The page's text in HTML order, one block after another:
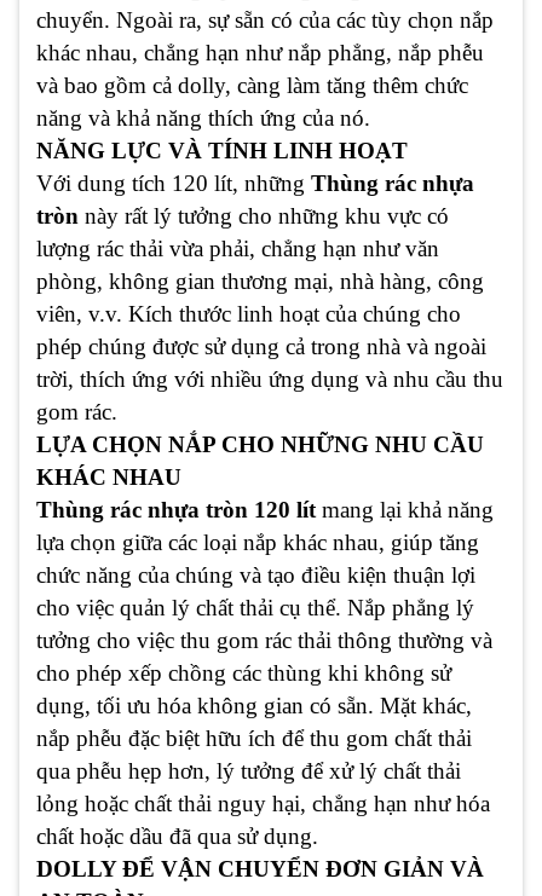
chuyển. Ngoài ra, sự sẵn có của các tùy chọn nắp
khác nhau, chẳng hạn như nắp phẳng, nắp phễu
và bao gồm cả dolly, càng làm tăng thêm chức
năng và khả năng thích ứng của nó.
NĂNG LỰC VÀ TÍNH LINH HOẠT
Với dung tích 120 lít, những Thùng rác nhựa
tròn này rất lý tưởng cho những khu vực có
lượng rác thải vừa phải, chẳng hạn như văn
phòng, không gian thương mại, nhà hàng, công
viên, v.v. Kích thước linh hoạt của chúng cho
phép chúng được sử dụng cả trong nhà và ngoài
trời, thích ứng với nhiều ứng dụng và nhu cầu thu
gom rác.
LỰA CHỌN NẮP CHO NHỮNG NHU CẦU
KHÁC NHAU
Thùng rác nhựa tròn 120 lít mang lại khả năng
lựa chọn giữa các loại nắp khác nhau, giúp tăng
chức năng của chúng và tạo điều kiện thuận lợi
cho việc quản lý chất thải cụ thể. Nắp phẳng lý
tưởng cho việc thu gom rác thải thông thường và
cho phép xếp chồng các thùng khi không sử
dụng, tối ưu hóa không gian có sẵn. Mặt khác,
nắp phễu đặc biệt hữu ích để thu gom chất thải
qua phễu hẹp hơn, lý tưởng để xử lý chất thải
lỏng hoặc chất thải nguy hại, chẳng hạn như hóa
chất hoặc dầu đã qua sử dụng.
DOLLY ĐỂ VẬN CHUYỂN ĐƠN GIẢN VÀ